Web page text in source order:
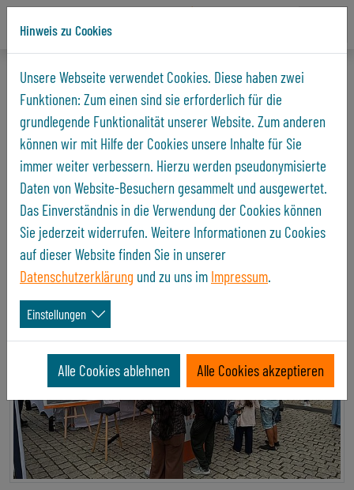
Direkt zur Hauptnavigation springen
Direkt zum Inhalt springen
Aktuelles und Presse
Immer informiert
nächste
Hinweis zu Cookies
Unsere Webseite verwendet Cookies. Diese haben zwei
Funktionen: Zum einen sind sie erforderlich für die
grundlegende Funktionalität unserer Website. Zum anderen
können wir mit Hilfe der Cookies unsere Inhalte für Sie
immer weiter verbessern. Hierzu werden pseudonymisierte
Daten von Website-Besuchern gesammelt und ausgewertet.
Das Einverständnis in die Verwendung der Cookies können
Sie jederzeit widerrufen. Weitere Informationen zu Cookies
auf dieser Website finden Sie in unserer
Datenschutzerklärung und zu uns im Impressum.
Einstellungen
Alle Cookies ablehnen Alle Cookies akzeptieren